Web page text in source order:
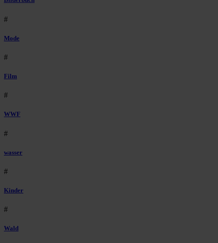
#
Mode
#
Film
#
WWF
#
wasser
#
Kinder
#
Wald